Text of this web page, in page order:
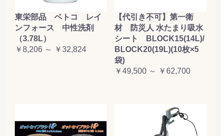
東栄部品 ベトコ レイ
ンフォース 中性洗剤
（3.78L）
￥8,206 ～ ￥32,824
【代引き不可】第一衛
材 防災人 水たまり吸水
シート BLOCK15(14L)/
BLOCK20(19L)(10枚×5
袋)
￥49,500 ～ ￥62,700